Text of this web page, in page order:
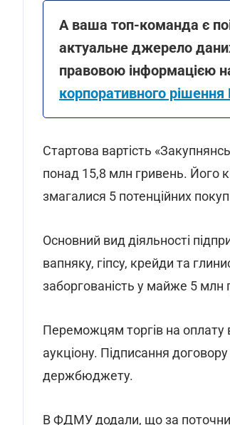
А ваша топ-команда є
актуальне джерело
правовою інформацією
корпоративного
Стартова вартість
понад 15,8 млн гривень. Його
змагалися 5 потенційних
Основний вид діяльності
вапняку, гіпсу, крейди та
заборгованість у майже 5 млн
Переможцям торгів на оплату
аукціону. Підписання
держбюджету.
В ФДМУ додали, що за